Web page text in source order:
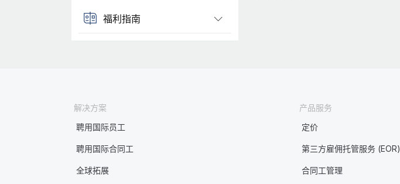
福利指南
解决方案
聘用国际员工
聘用国际合同工
全球拓展
产品服务
定价
第三方雇佣托管服务 (EOR)
合同工管理